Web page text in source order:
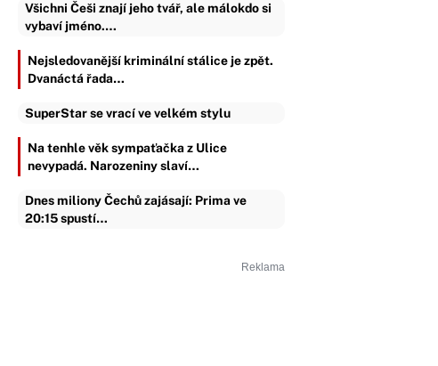
Všichni Češi znají jeho tvář, ale málokdo si
vybaví jméno.…
Nejsledovanější kriminální stálice je zpět.
Dvanáctá řada…
SuperStar se vrací ve velkém stylu
Na tenhle věk sympaťačka z Ulice
nevypadá. Narozeniny slaví…
Dnes miliony Čechů zajásají: Prima ve
20:15 spustí…